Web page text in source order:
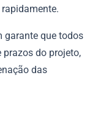
garante que todos
do projeto,
das